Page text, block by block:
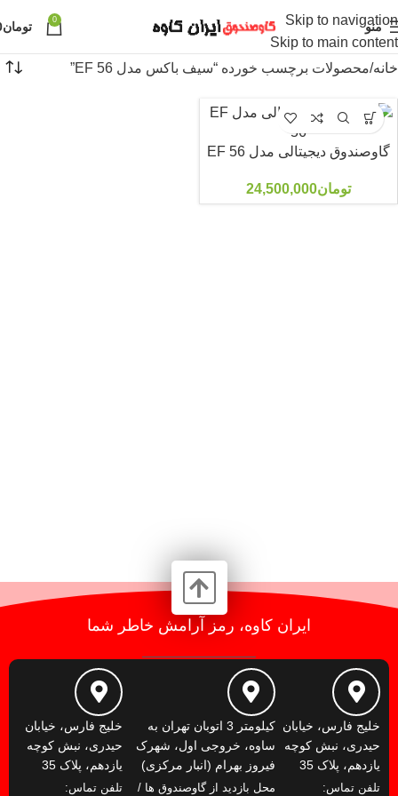
Skip to navigation
Skip to main content
منو 0 تومان
خانه محصولات برچسب خورده “سیف باکس مدل EF 56”
گاوصندوق دیجیتالی مدل EF 56
تومان24,500,000
ایران کاوه، رمز آرامش خاطر شما
خلیج فارس، خیابان
حیدری، نبش کوچه
یازدهم، پلاک 35
تلفن تماس:
کیلومتر 3 اتوبان تهران به
ساوه، خروجی اول، شهرک
فیروز بهرام (انبار مرکزی)
محل بازدید از گاوصندوق ها /
خلیج فارس، خیابان
حیدری، نبش کوچه
یازدهم، پلاک 35
تلفن تماس: